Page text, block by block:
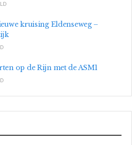
kruising Eldenseweg –
op de Rijn met de ASM1